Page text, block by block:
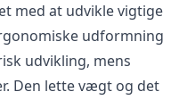
med at udvikle vigtige
udformning
udvikling, mens
Den lette vægt og det